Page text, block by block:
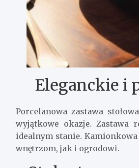
Eleganckie i
Porcelanowa zastawa
wyjątkowe okazje. Zastawa
idealnym stanie.
wnętrzom, jak i ogrodowi.